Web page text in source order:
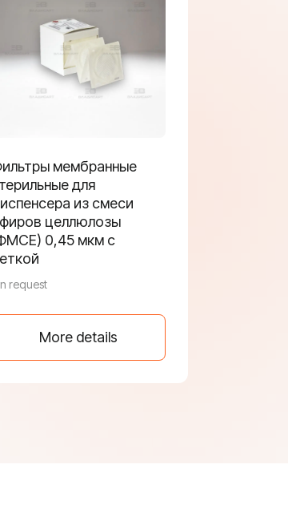
мембранные
для
из смеси
целлюлозы
0,45 мкм с
request
More details